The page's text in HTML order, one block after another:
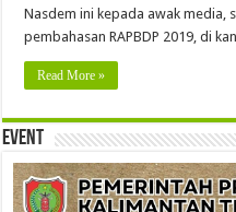
Nasdem ini kepada awak media,
pembahasan RAPBDP 2019, di
Read More »
Event